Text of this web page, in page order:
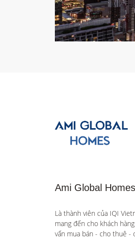
Ami Global Homes
Là thành viên của IQI
mang đến cho khách
vấn mua bán - cho thuê -